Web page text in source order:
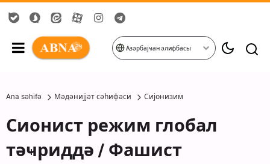
Азәрбајҹан әлифбасы
Ana səhifə Мәдәнијјәт сәһифәси Сијонизим
Сионист режим глобал
тәҹриддә / Фашист